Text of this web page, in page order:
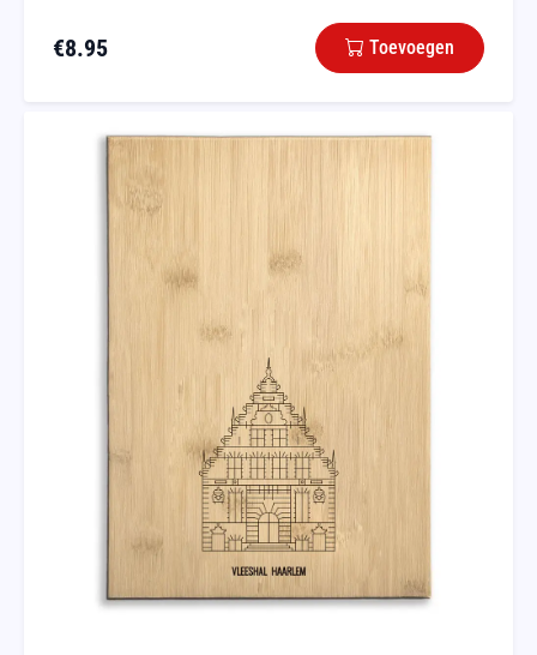
€8.95 Toevoegen